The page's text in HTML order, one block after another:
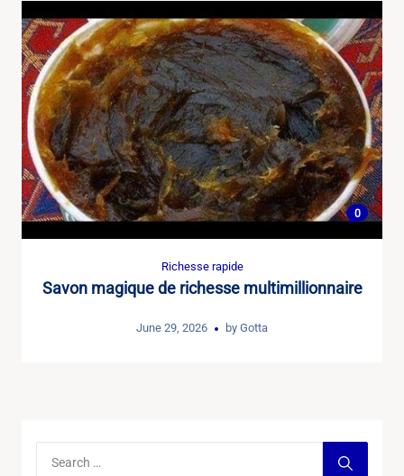
0
Richesse rapide
Savon magique de richesse multimillionnaire
June 29, 2026 by Gotta